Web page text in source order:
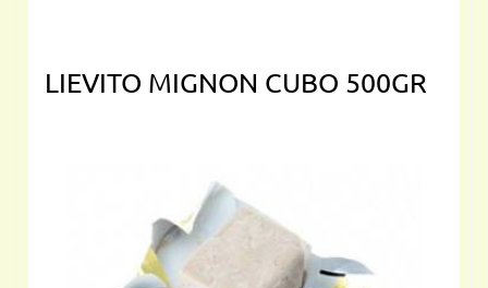
LIEVITO MIGNON CUBO 500GR